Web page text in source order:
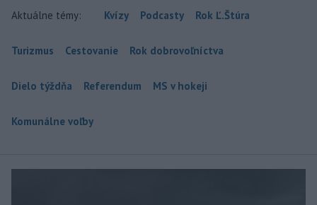
Aktuálne témy: Kvízy Podcasty Rok Ľ.Štúra
Turizmus Cestovanie Rok dobrovoľníctva
Dielo týždňa Referendum MS v hokeji
Komunálne voľby